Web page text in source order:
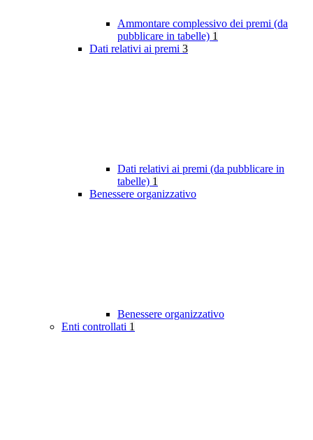
Ammontare complessivo dei premi (da
pubblicare in tabelle) 1
Dati relativi ai premi 3
Dati relativi ai premi (da pubblicare in
tabelle) 1
Benessere organizzativo
Benessere organizzativo
Enti controllati 1